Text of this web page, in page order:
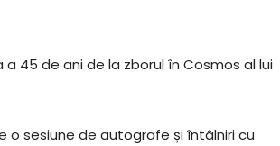
45 de ani de la zborul în Cosmos al lui
o sesiune de autografe și întâlniri cu